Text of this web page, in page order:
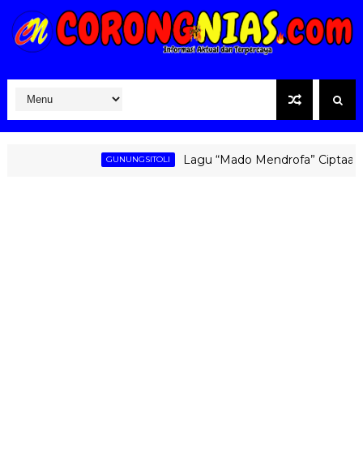
GUNUNGSITOLI Lagu “Mado Mendrofa” Ciptaan